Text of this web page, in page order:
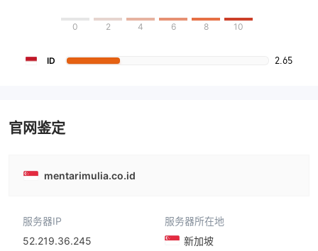
0 2 4 6 8 10
ID 2.65
官网鉴定
mentarimulia.co.id
服务器IP
52.219.36.245
服务器所在地
新加坡